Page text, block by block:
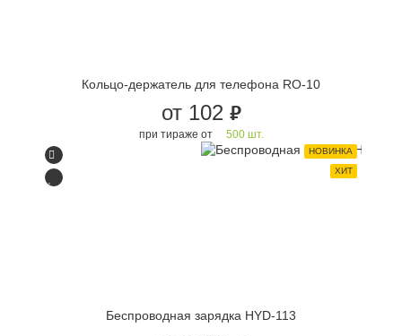
Кольцо-держатель для телефона RO-10
от 102 руб.
при тираже от 500 шт.
НОВИНКА
ХИТ
Беспроводная зарядка HYD-113